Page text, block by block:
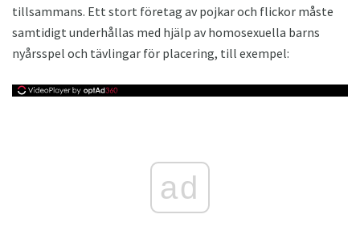
tillsammans. Ett stort företag av pojkar och flickor måste
samtidigt underhållas med hjälp av homosexuella barns
nyårsspel och tävlingar för placering, till exempel:
ad